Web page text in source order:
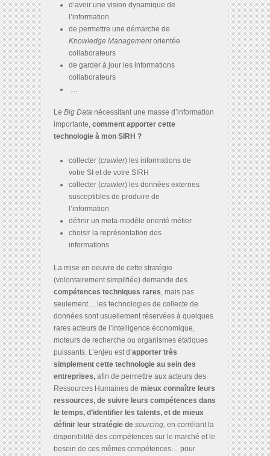
d’avoir une vision dynamique de
l’information
de permettre une démarche de
Knowledge Managementorientée
collaborateurs
de garder à jour les informations
collaborateurs
…
Le Big Data nécessitant une masse d’information
importante, comment apporter cette
technologie à mon SIRH ?
collecter (crawler) les informations de
votre SI et de votre SIRH
collecter (crawler) les données externes
susceptibles de produire de
l’information
définir un meta-modèle orienté métier
choisir la représentation des
informations
La mise en oeuvre de cette stratégie
(volontairement simplifiée) demande des
compétences techniques rares, mais pas
seulement… les technologies de collecte de
données sont usuellement réservées à quelques
rares acteurs de l’intelligence économique,
moteurs de recherche ou organismes étatiques
puissants. L’enjeu est d’apporter très
simplement cette technologie au sein des
entreprises, afin de permettre aux acteurs des
Ressources Humaines de mieux connaître leurs
ressources, de suivre leurs compétences dans
le temps, d’identifier les talents, et de mieux
définir leur stratégie de sourcing, en corrélant la
disponibilité des compétences sur le marché et le
besoin de ces mêmes compétences… pour